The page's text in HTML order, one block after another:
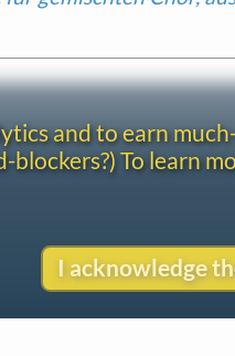
and to earn
To learn
I acknowledge